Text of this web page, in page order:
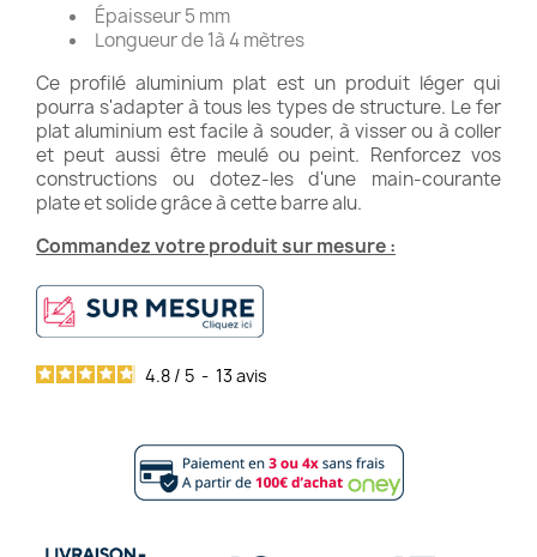
Épaisseur 5 mm
Longueur de 1à 4 mètres
Ce profilé aluminium plat est un produit léger qui
pourra s'adapter à tous les types de structure. Le fer
plat aluminium est facile à souder, à visser ou à coller
et peut aussi être meulé ou peint. Renforcez vos
constructions ou dotez-les d'une main-courante
plate et solide grâce à cette barre alu.
Commandez votre produit sur mesure :
4.8 / 5 - 13avis